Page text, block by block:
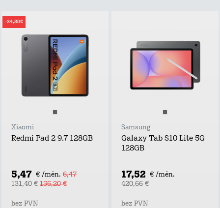
-24,80€
Xiaomi
Redmi Pad 2 9.7 128GB
5,47 € /mēn. 6,47
131,40 € 156,20 €
bez PVN
Samsung
Galaxy Tab S10 Lite 5G
128GB
17,52 € /mēn.
420,66 €
bez PVN